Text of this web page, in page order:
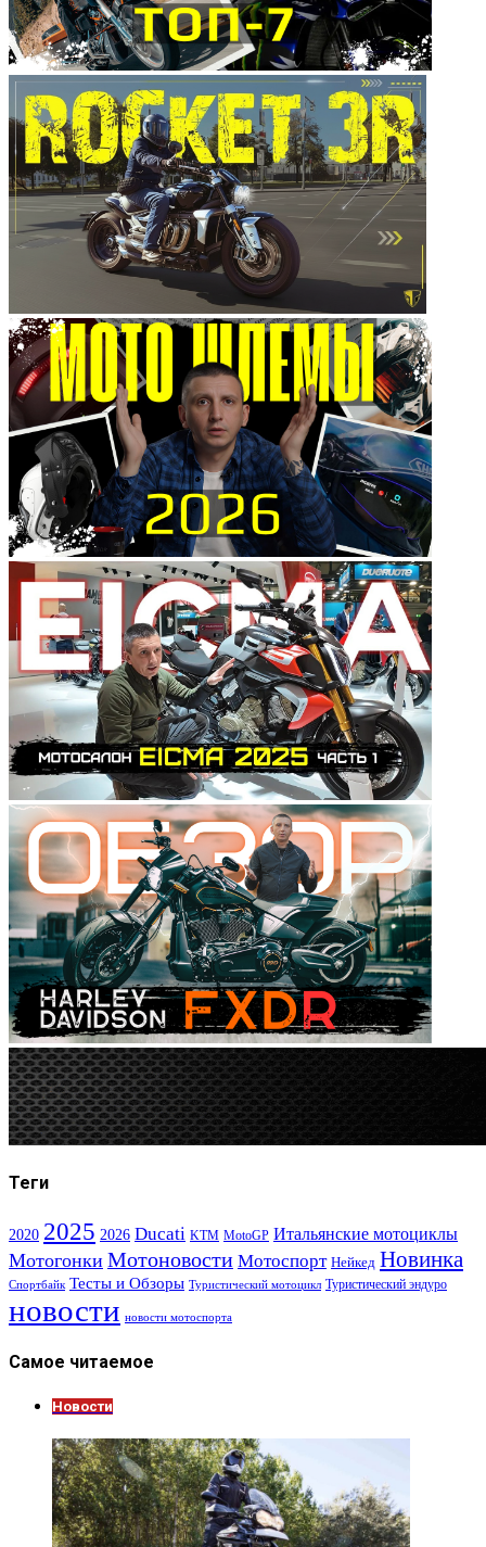
Теги
2020 2025 2026 Ducati KTM MotoGP Итальянские мотоциклы
Мотогонки Мотоновости Мотоспорт Нейкед Новинка
Спортбайк Тесты и Обзоры Туристический мотоцикл Туристический эндуро
новости новости мотоспорта
Самое читаемое
Новости